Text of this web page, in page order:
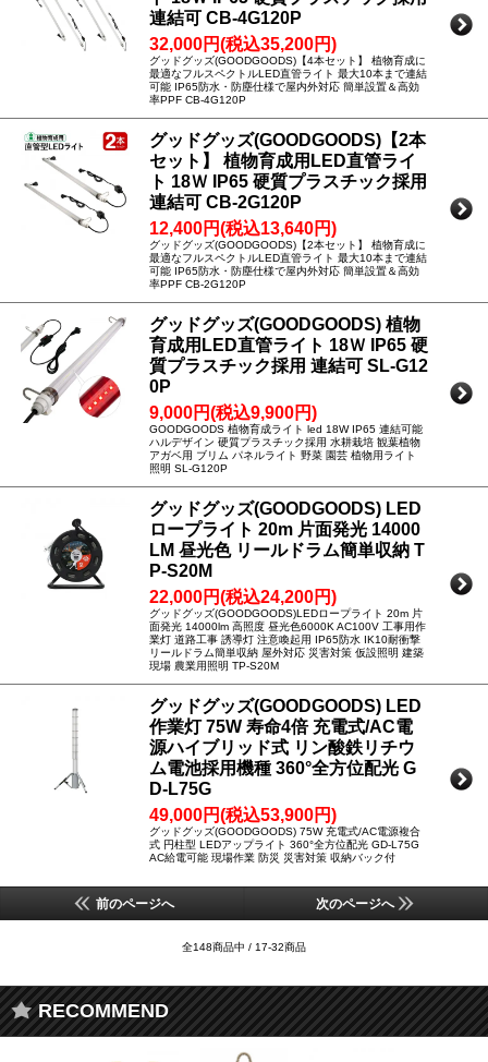
連結可 CB-4G120P
32,000円(税込35,200円)
グッドグッズ(GOODGOODS)【4本セット】 植物育成に
最適なフルスペクトルLED直管ライト 最大10本まで連結
可能 IP65防水・防塵仕様で屋内外対応 簡単設置＆高効
率PPF CB-4G120P
グッドグッズ(GOODGOODS)【2本
セット】 植物育成用LED直管ライ
ト 18Ｗ IP65 硬質プラスチック採用
連結可 CB-2G120P
12,400円(税込13,640円)
グッドグッズ(GOODGOODS)【2本セット】 植物育成に
最適なフルスペクトルLED直管ライト 最大10本まで連結
可能 IP65防水・防塵仕様で屋内外対応 簡単設置＆高効
率PPF CB-2G120P
グッドグッズ(GOODGOODS) 植物
育成用LED直管ライト 18Ｗ IP65 硬
質プラスチック採用 連結可 SL-G12
0P
9,000円(税込9,900円)
GOODGOODS 植物育成ライト led 18W IP65 連結可能
ハルデザイン 硬質プラスチック採用 水耕栽培 観葉植物
アガベ用 ブリム パネルライト 野菜 園芸 植物用ライト
照明 SL-G120P
グッドグッズ(GOODGOODS) LED
ロープライト 20m 片面発光 14000
LM 昼光色 リールドラム簡単収納 T
P-S20M
22,000円(税込24,200円)
グッドグッズ(GOODGOODS)LEDロープライト 20m 片
面発光 14000lm 高照度 昼光色6000K AC100V 工事用作
業灯 道路工事 誘導灯 注意喚起用 IP65防水 IK10耐衝撃
リールドラム簡単収納 屋外対応 災害対策 仮設照明 建築
現場 農業用照明 TP-S20M
グッドグッズ(GOODGOODS) LED
作業灯 75W 寿命4倍 充電式/AC電
源ハイブリッド式 リン酸鉄リチウ
ム電池採用機種 360°全方位配光 G
D-L75G
49,000円(税込53,900円)
グッドグッズ(GOODGOODS) 75W 充電式/AC電源複合
式 円柱型 LEDアップライト 360°全方位配光 GD-L75G
AC給電可能 現場作業 防災 災害対策 収納バック付
前のページへ 次のページへ
全148商品中 / 17-32商品
RECOMMEND